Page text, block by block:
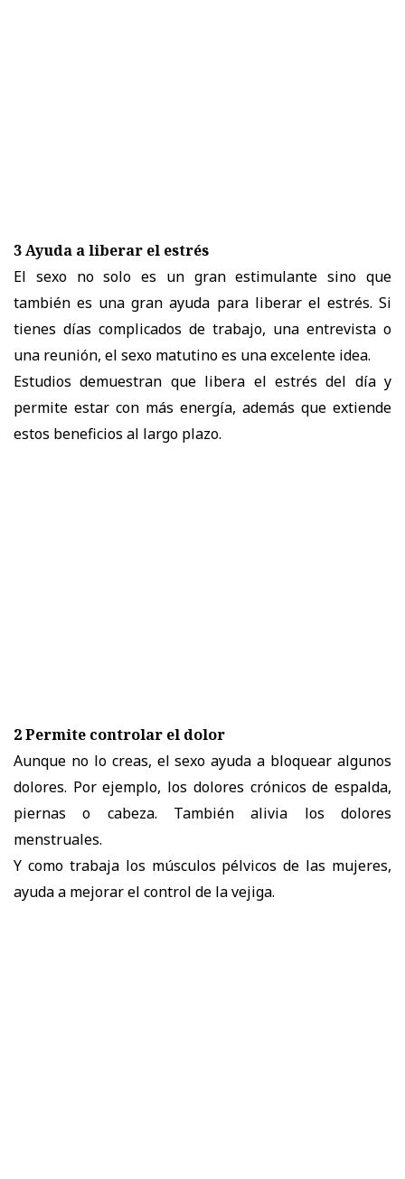
3 Ayuda a liberar el estrés
El sexo no solo es un gran estimulante sino que
también es una gran ayuda para liberar el estrés. Si
tienes días complicados de trabajo, una entrevista o
una reunión, el sexo matutino es una excelente idea.
Estudios demuestran que libera el estrés del día y
permite estar con más energía, además que extiende
estos beneficios al largo plazo.
2 Permite controlar el dolor
Aunque no lo creas, el sexo ayuda a bloquear algunos
dolores. Por ejemplo, los dolores crónicos de espalda,
piernas o cabeza. También alivia los dolores
menstruales.
Y como trabaja los músculos pélvicos de las mujeres,
ayuda a mejorar el control de la vejiga.